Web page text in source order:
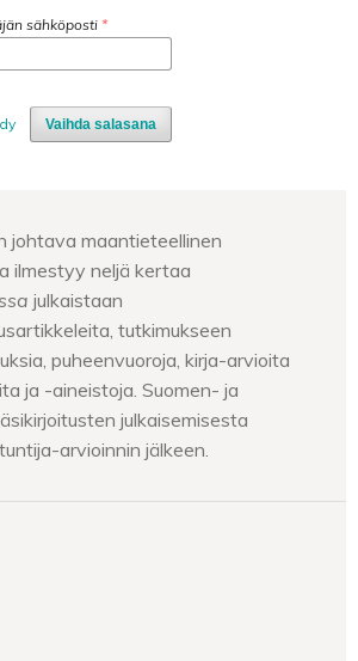
sähköposti *
Vaihda salasana
johtava maantieteellinen
ilmestyy neljä kertaa
julkaistaan
tutkimukseen
puheenvuoroja, kirja-arvioita
ja -aineistoja. Suomen- ja
julkaisemisesta
arvioinnin jälkeen.